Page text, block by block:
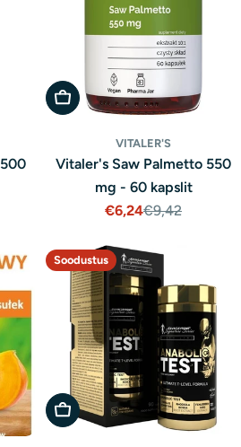
Lisa Ostukorvi
VITALER'S
Vitaler's Saw Palmetto 550
mg - 60 kapslit
Müügihind
€6,24Tavaline
€9,42
Soodustus
Lisa Ostukorvi